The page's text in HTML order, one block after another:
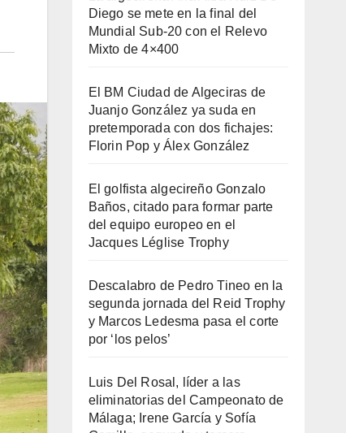
Diego se mete en la final del
Mundial Sub-20 con el Relevo
Mixto de 4×400
El BM Ciudad de Algeciras de
Juanjo González ya suda en
pretemporada con dos fichajes:
Florin Pop y Álex González
El golfista algecireño Gonzalo
Baños, citado para formar parte
del equipo europeo en el
Jacques Léglise Trophy
Descalabro de Pedro Tineo en la
segunda jornada del Reid Trophy
y Marcos Ledesma pasa el corte
por ‘los pelos’
Luis Del Rosal, líder a las
eliminatorias del Campeonato de
Málaga; Irene García y Sofía